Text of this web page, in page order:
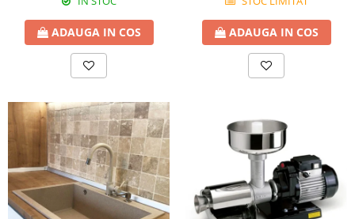
ADAUGA IN COS ADAUGA IN COS